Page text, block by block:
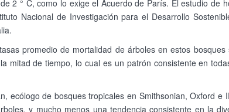
2 ° C, como lo exige el Acuerdo de París. El estudio de
Nacional de Investigación para el Desarrollo
promedio de mortalidad de árboles en estos
mitad de tiempo, lo cual es un patrón consistente en
ecólogo de bosques tropicales en Smithsonian, Oxford
y mucho menos una tendencia consistente en la